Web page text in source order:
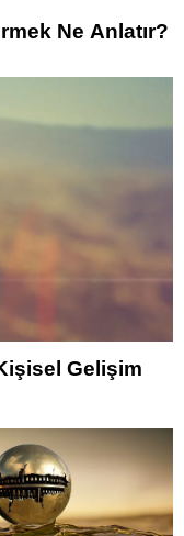
Ne Anlatır?
Gelişim